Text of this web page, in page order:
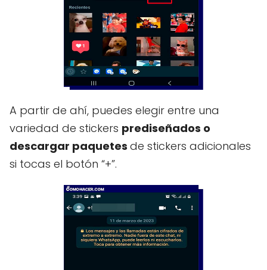
A partir de ahí, puedes elegir entre una
variedad de stickers prediseñados o
descargar paquetes de stickers adicionales
si tocas el botón “+”.